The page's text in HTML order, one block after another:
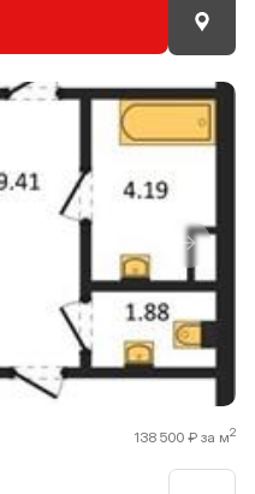
138 500 ₽ за м2